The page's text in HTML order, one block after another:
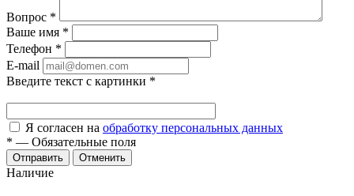
Вопрос *
Ваше имя *
Телефон *
E-mail
Введите текст с картинки *
Я согласен на обработку персональных данных
* — Обязательные поля
Отменить
Наличие